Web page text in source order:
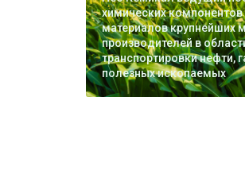
химических компонентов
материалов крупнейших
производителей в
транспортировки нефти,
полезных ископаемых